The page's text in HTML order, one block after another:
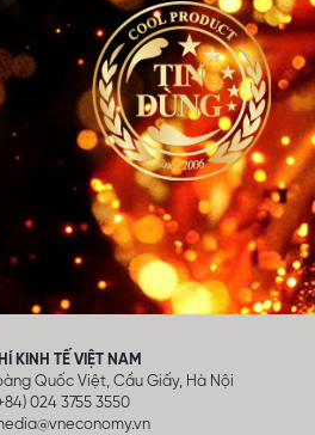
KINH TẾ VIỆT NAM
Quốc Việt, Cầu Giấy, Hà Nội
024 3755 3550